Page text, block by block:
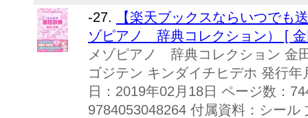
-27.
【楽天ブックスならいつでも
ゾピアノ 辞典コレクション） [
メゾピアノ 辞典コレクション 金
ゴジテン キンダイチヒデホ 発行
日：2019年02月18日 ページ数：
9784053048264 付属資料：シー